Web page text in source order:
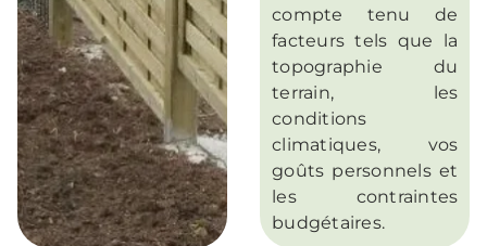
compte tenu de
facteurs tels que la
topographie du
terrain, les
conditions
climatiques, vos
goûts personnels et
les contraintes
budgétaires.